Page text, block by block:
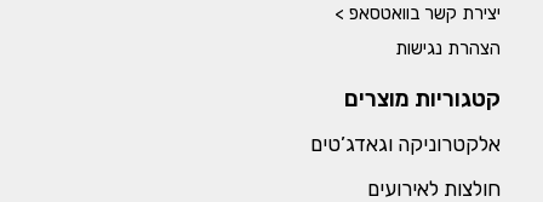
יצירת קשר בוואטסאפ >
הצהרת נגישות
קטגוריות מוצרים
אלקטרוניקה וגאדג’טים
חולצות לאירועים